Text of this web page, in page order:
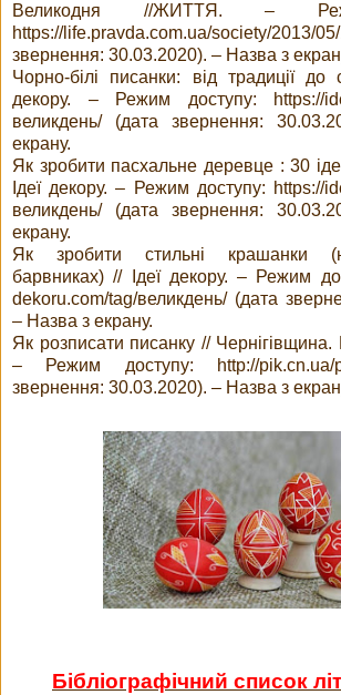
Великодня //ЖИТТЯ. –
https://life.pravda.com.ua/society/2013/
звернення: 30.03.2020). – Назва з
Чорно-білі писанки: від традиції до
декору. – Режим доступу: https://
великдень/ (дата звернення:
екрану.
Як зробити пасхальне деревце : 30
Ідеї декору. – Режим доступу: https://
великдень/ (дата звернення:
екрану.
Як зробити стильні крашанки
барвниках) // Ідеї декору. – Режим
dekoru.com/tag/великдень/ (дата
– Назва з екрану.
Як розписати писанку // Чернігівщина.
– Режим доступу: http://pik.cn.ua/
звернення: 30.03.2020). – Назва з
Бібліографічний список